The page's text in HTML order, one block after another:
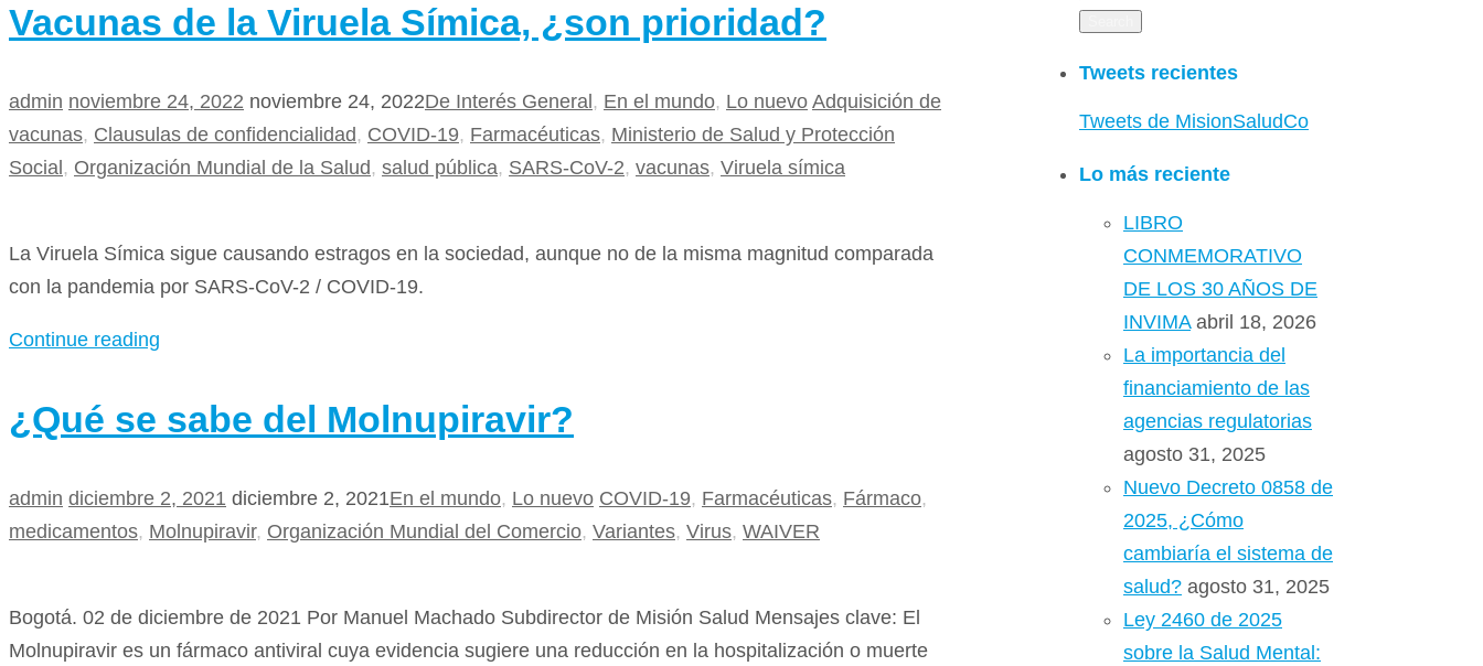
Vacunas de la Viruela Símica, ¿son prioridad?
admin noviembre 24, 2022 noviembre 24, 2022De Interés General , En el mundo, Lo nuevo Adquisición de
vacunas, Clausulas de confidencialidad , COVID-19, Farmacéuticas, Ministerio de Salud y Protección
Social , Organización Mundial de la Salud , salud pública, SARS-CoV-2, vacunas, Viruela símica
La Viruela Símica sigue causando estragos en la sociedad, aunque no de la misma magnitud comparada
con la pandemia por SARS-CoV-2 / COVID-19.
Continue reading
¿Qué se sabe del Molnupiravir?
admin diciembre 2, 2021 diciembre 2, 2021En el mundo, Lo nuevo COVID-19, Farmacéuticas, Fármaco,
medicamentos, Molnupiravir, Organización Mundial del Comercio, Variantes, Virus, WAIVER
Bogotá. 02 de diciembre de 2021 Por Manuel Machado Subdirector de Misión Salud Mensajes clave: El
Molnupiravir es un fármaco antiviral cuya evidencia sugiere una reducción en la hospitalización o muerte
Tweets recientes
Tweets de MisionSaludCo
Lo más reciente
LIBRO
CONMEMORATIVO
DE LOS 30 AÑOS DE
INVIMA abril 18, 2026
La importancia del
financiamiento de las
agencias regulatorias
agosto 31, 2025
Nuevo Decreto 0858 de
2025, ¿Cómo
cambiaría el sistema de
salud? agosto 31, 2025
Ley 2460 de 2025
sobre la Salud Mental: